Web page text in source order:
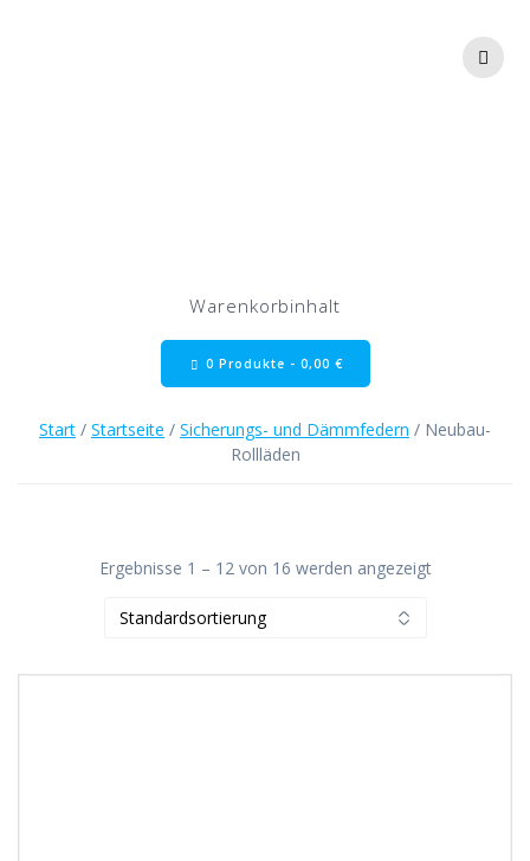
Warenkorbinhalt
0 Produkte - 0,00 €
Start / Startseite / Sicherungs- und Dämmfedern / Neubau-
Rollläden
Ergebnisse 1 – 12 von 16 werden angezeigt